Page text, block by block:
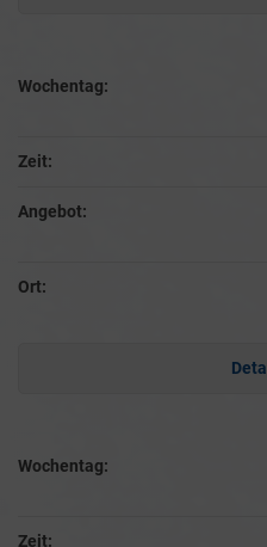
Wochentag:
Zeit:
Angebot:
Ort:
Wochentag:
Zeit: